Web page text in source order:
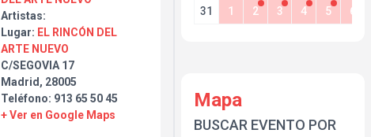
Artistas:
Lugar: EL RINCÓN DEL
ARTE NUEVO
C/SEGOVIA 17
Madrid, 28005
Teléfono: 913 65 50 45
+ Ver en Google Maps
31 1 2 3 4 5 6
Mapa
BUSCAR EVENTO POR